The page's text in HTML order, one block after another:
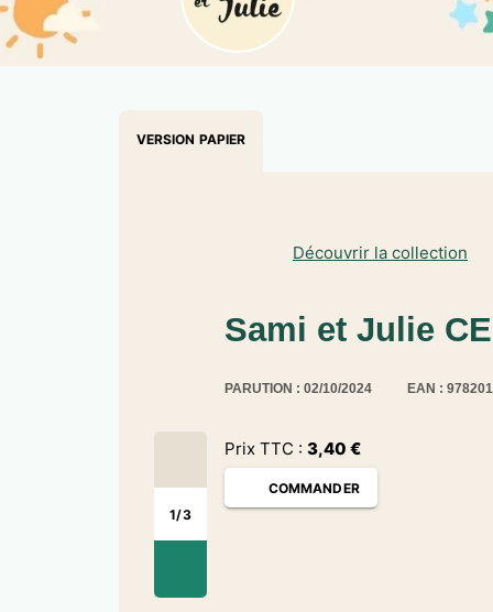
VERSION PAPIER
1/3
Découvrir la collection
Sami et Julie
PARUTION : 02/10/2024 EAN :
Prix TTC : 3,40 €
COMMANDER